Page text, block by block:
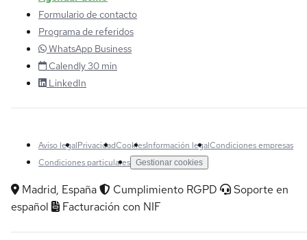
Formulario de contacto
Programa de referidos
WhatsApp Business
Calendly 30 min
LinkedIn
Aviso legalPrivacidadCookiesInformación legalCondiciones empresas
Condiciones particulares Gestionar cookies
Madrid, España Cumplimiento RGPD
Soporte en
español
Facturación con NIF